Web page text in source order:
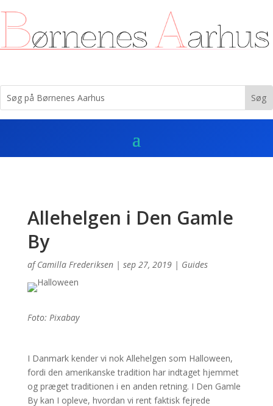
Allehelgen i Den Gamle
By
afCamilla Frederiksen| sep 27, 2019| Guides
Foto: Pixabay
I Danmark kender vi nok Allehelgen som Halloween,
fordi den amerikanske tradition har indtaget hjemmet
og præget traditionen i en anden retning. I Den Gamle
By kan I opleve, hvordan vi rent faktisk fejrede